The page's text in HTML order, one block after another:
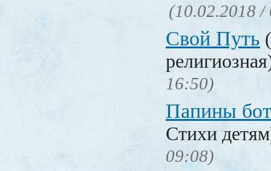
(10.02.2018 /
Свой Путь
16:50)
Папины
Стихи
09:08)